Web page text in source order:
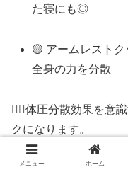
た寝にも◎
🟡 アームレスト
全身の力を分散
🧘‍♂️体圧分散効果を意
クになります。
メニュー ホーム